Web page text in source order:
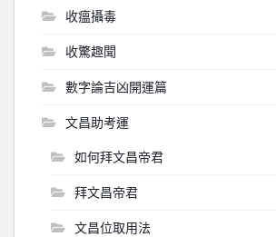
收瘟攝毒
收驚趣聞
數字論吉凶開運篇
文昌助考運
如何拜文昌帝君
拜文昌帝君
文昌位取用法